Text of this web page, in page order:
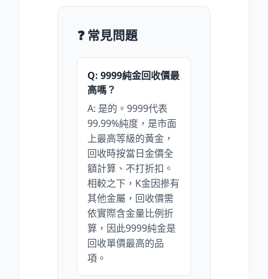
❓ 常見問題
Q: 9999純金回收價最
高嗎？
A: 是的。9999代表
99.99%純度，是市面
上最高等級的黃金，
回收時按當日金價全
額計算、不打折扣。
相較之下，K金因摻有
其他金屬，回收價需
依實際含金量比例折
算，因此9999純金是
回收單價最高的品
項。